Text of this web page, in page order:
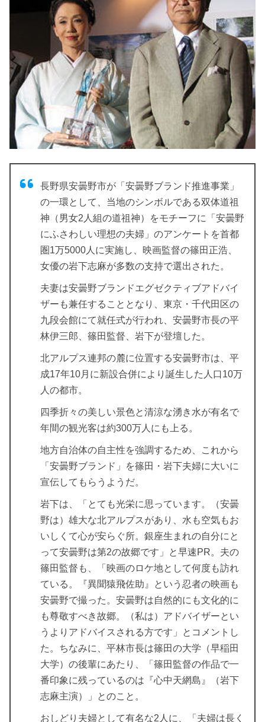
長野県安曇野市が「安曇野ブランド推進事業」
の一環として、当地のシンボルである双体道祖
神（男女2人組の道祖神）をモチーフに「安曇野
にふさわしい理想の夫婦」のアンケートを首都
圏1万5000人に実施し、映画監督の篠田正浩、
女優の岩下志麻が多数の支持で選出された。
夫妻は安曇野ブランドエグゼクティブアドバイ
ザーも兼任することとなり、東京・千代田区の
九段会館にて就任式が行われ、安曇野市長の平
林伊三郎、篠田監督、岩下が登壇した。
北アルプス連邦の麓に位置する安曇野市は、平
成17年10月に新設合併により誕生した人口10万
人の都市。
四季折々の美しい景色と清涼な湧き水が有名で
年間の観光客は約300万人にも上る。
地方自治体の自主性を強調するため、これから
「安曇野ブランド」を篠田・岩下夫婦に大いに
宣伝してもらうようだ。
岩下は、「とても光栄に思っています。（安曇
野は）雄大な北アルプスがあり、水も空気もお
いしくて心が安らぐ所。銀座生まれの自分にと
って安曇野は第2の故郷です」と早速PR。夫の
篠田監督も、「映画のロケ地として何度も訪れ
ている。『異聞猿飛佐助』という忍者の映画も
安曇野で撮った。安曇野は自然的にも文化的に
も尊敬すべき故郷。（私は）アドバイザーとい
うよりアドバイスされる方です」とコメントし
た。ちなみに、平林市長は篠田の大学（早稲田
大学）の後輩にあたり、「篠田監督の作品で一
番印象に残っているのは『心中天網島』（岩下
志麻主演）」とのこと。
おしどり夫婦として有名な2人に、「夫婦は長く